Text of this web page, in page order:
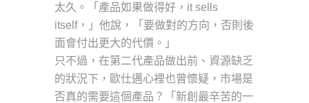
太久。「產品如果做得好，it sells
itself，」他說，「要做對的方向，否則後
面會付出更大的代價。」
只不過，在第二代產品做出前、資源缺乏
的狀況下，歐仕邁心裡也曾懷疑，市場是
否真的需要這個產品？「新創最辛苦的一